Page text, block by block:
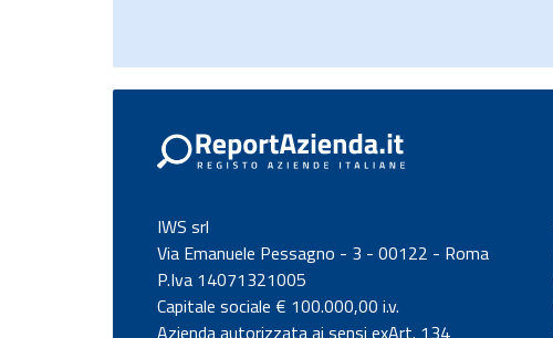
IWS srl
Via Emanuele Pessagno - 3 - 00122 - Roma
P.Iva 14071321005
Capitale sociale € 100.000,00 i.v.